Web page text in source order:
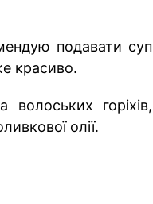
подавати суп
красиво.
волоських горіхів,
олії.